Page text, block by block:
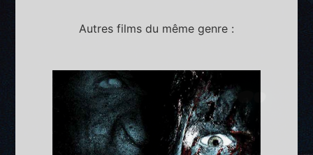
Autres films du même genre :